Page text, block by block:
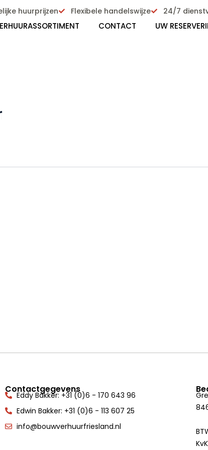
huurprijzen Flexibele handelswijze 24/7
CONTACT UW
Contactgegevens
Eddy Bakker: +31 (0)6 - 170 643 96
Edwin Bakker: +31 (0)6 - 113 607 25
info@bouwverhuurfriesland.nl